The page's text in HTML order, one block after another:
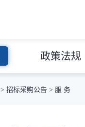
政策法规
> 招标采购公告 > 服 务